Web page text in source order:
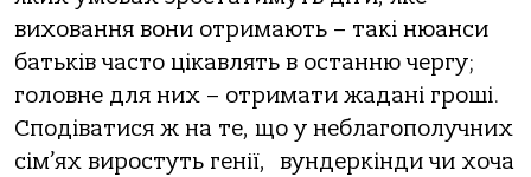
виховання вони отримають – такі нюанси
батьків часто цікавлять в останню чергу;
головне для них – отримати жадані гроші.
Сподіватися ж на те, що у неблагополучних
сім’ях виростуть генії,
вундеркінди чи хоча